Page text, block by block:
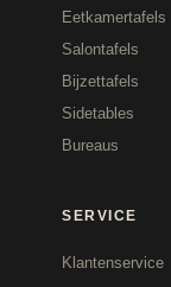
Eetkamertafels
Salontafels
Bijzettafels
Sidetables
Bureaus
SERVICE
Klantenservice